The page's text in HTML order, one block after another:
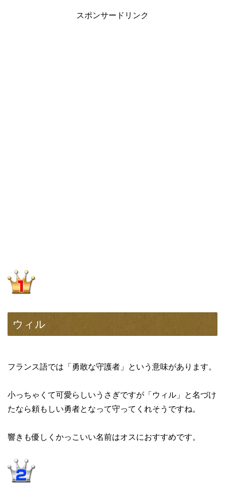
スポンサードリンク
ウィル
フランス語では「勇敢な守護者」という意味があります。
小っちゃくて可愛らしいうさぎですが「ウィル」と名づけ
たなら頼もしい勇者となって守ってくれそうですね。
響きも優しくかっこいい名前はオスにおすすめです。